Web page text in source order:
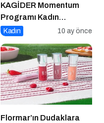
KAGİDER Momentum
Programı Kadın
Girişimcilerin Gücüne
Kadın 10 ay önce
Flormar’ın Dudaklara